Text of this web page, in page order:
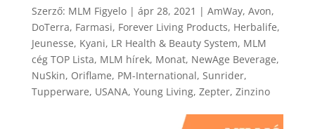
Szerző: MLM Figyelo| ápr 28, 2021 | AmWay, Avon,
DoTerra, Farmasi, Forever Living Products, Herbalife,
Jeunesse, Kyani, LR Health & Beauty System, MLM
cég TOP Lista, MLM hírek, Monat, NewAge Beverage,
NuSkin, Oriflame, PM-International, Sunrider,
Tupperware, USANA, Young Living, Zepter, Zinzino